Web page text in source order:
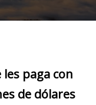
paga con
de dólares